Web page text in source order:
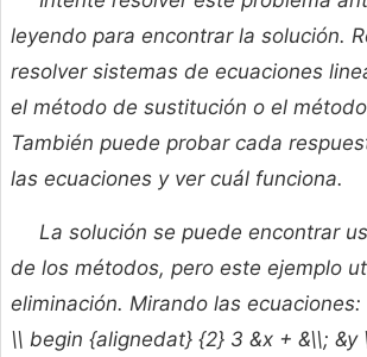
leyendo para encontrar la solución.
resolver sistemas de ecuaciones
el método de sustitución o el
También puede probar cada
las ecuaciones y ver cuál funciona.
La solución se puede encontrar
de los métodos, pero este ejemplo
eliminación. Mirando las ecuaciones:
\\ begin {alignedat} {2} 3 &x + &\\;